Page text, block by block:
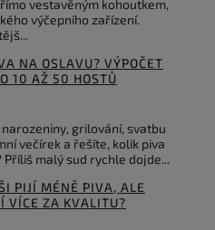
vestavěným kohoutkem,
výčepního zařízení.
NA OSLAVU? VÝPOČET
10 AŽ 50 HOSTŮ
grilování, svatbu
večírek a řešíte, kolik piva
malý sud rychle dojde...
PIJÍ MÉNĚ PIVA, ALE
VÍCE ZA KVALITU?